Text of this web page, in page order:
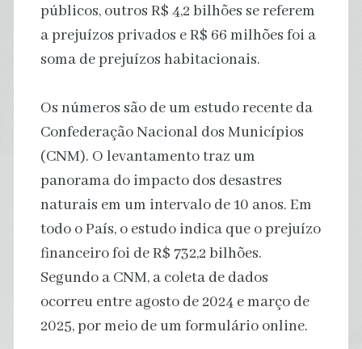
públicos, outros R$ 4,2 bilhões se referem
a prejuízos privados e R$ 66 milhões foi a
soma de prejuízos habitacionais.
Os números são de um estudo recente da
Confederação Nacional dos Municípios
(CNM). O levantamento traz um
panorama do impacto dos desastres
naturais em um intervalo de 10 anos. Em
todo o País, o estudo indica que o prejuízo
financeiro foi de R$ 732,2 bilhões.
Segundo a CNM, a coleta de dados
ocorreu entre agosto de 2024 e março de
2025, por meio de um formulário online.